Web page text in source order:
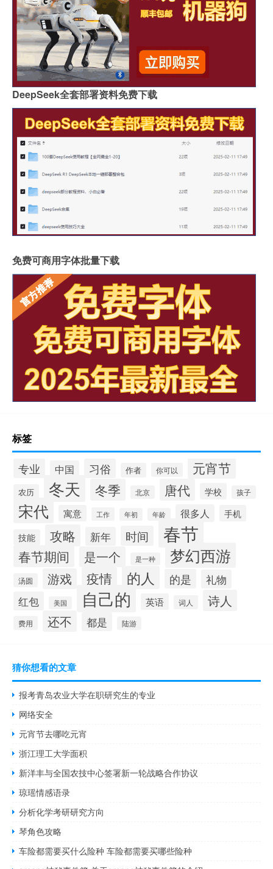
DeepSeek全套部署资料免费下载
免费可商用字体批量下载
标签
专业 中国 习俗 作者 你可以 元宵节
农历 冬天 冬季 北京 唐代 学校 孩子
宋代 寓意 工作 年初 年龄 很多人 手机
技能 攻略 新年 时间 春节
春节期间 是一个 是一种 梦幻西游
汤圆 游戏 疫情 的人 的是
礼物
红包
美国 自己的 英语 词人 诗人
费用 还不 都是 陆游
猜你想看的文章
报考青岛农业大学在职研究生的专业
网络安全
元宵节去哪吃元宵
浙江理工大学面积
新洋丰与全国农技中心签署新一轮战略合作协议
琼瑶情感语录
分析化学考研研究方向
琴角色攻略
车险都需要买什么险种 车险都需要买哪些险种